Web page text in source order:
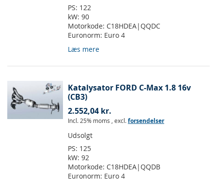
PS: 122
kW: 90
Motorkode: C18HDEA|QQDC
Euronorm: Euro 4
Læs mere
Katalysator FORD C-Max 1.8 16v
(CB3)
2.552,04 kr.
Incl. 25% moms , excl.forsendelser
Udsolgt
PS: 125
kW: 92
Motorkode: C18HDEA|QQDB
Euronorm: Euro 4